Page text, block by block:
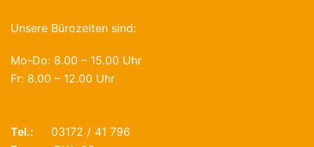
Unsere Bürozeiten sind:
Mo-Do: 8.00 – 15.00 Uhr
Fr: 8.00 – 12.00 Uhr
Tel.: 03172 / 41 796